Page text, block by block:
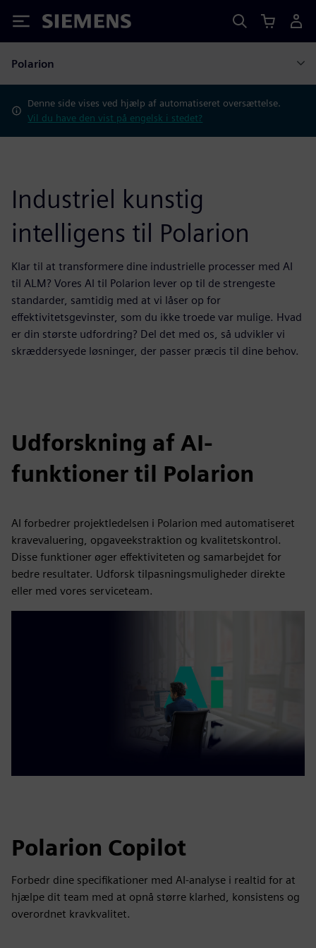
Siemens
Polarion
Denne side vises ved hjælp af automatiseret oversættelse.
Vil du have den vist på engelsk i stedet?
Industriel kunstig
intelligens til Polarion
Klar til at transformere dine industrielle processer med AI
til ALM? Vores AI til Polarion lever op til de strengeste
standarder, samtidig med at vi låser op for
effektivitetsgevinster, som du ikke troede var mulige. Hvad
er din største udfordring? Del det med os, så udvikler vi
skræddersyede løsninger, der passer præcis til dine behov.
Udforskning af AI-
funktioner til Polarion
AI forbedrer projektledelsen i Polarion med automatiseret
kravevaluering, opgaveekstraktion og kvalitetskontrol.
Disse funktioner øger effektiviteten og samarbejdet for
bedre resultater. Udforsk tilpasningsmuligheder direkte
eller med vores serviceteam.
Polarion Copilot
Forbedr dine specifikationer med AI-analyse i realtid for at
hjælpe dit team med at opnå større klarhed, konsistens og
overordnet kravkvalitet.